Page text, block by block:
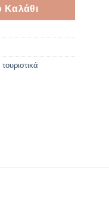
Καλάθι
τουριστικά